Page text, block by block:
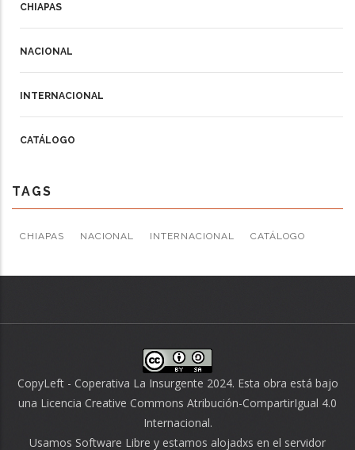
CHIAPAS
NACIONAL
INTERNACIONAL
CATÁLOGO
TAGS
CHIAPAS NACIONAL INTERNACIONAL CATÁLOGO
CopyLeft - Coperativa La Insurgente 2024. Esta obra está bajo
una Licencia Creative Commons Atribución-CompartirIgual 4.0
Internacional.
Usamos Software Libre y estamos alojadxs en el servidor